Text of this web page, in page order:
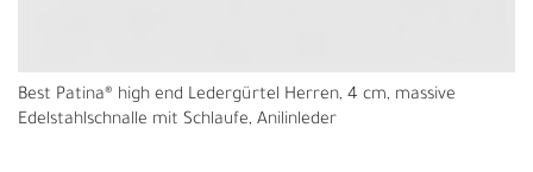
Best Patina® high end Ledergürtel Herren, 4 cm, massive
Edelstahlschnalle mit Schlaufe, Anilinleder